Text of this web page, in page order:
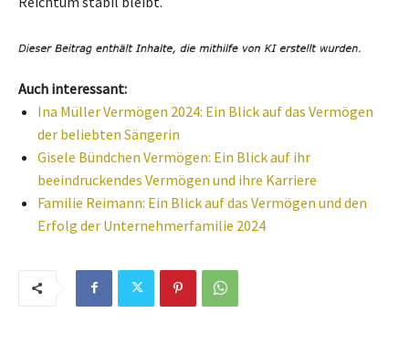
Auch interessant:
Ina Müller Vermögen 2024: Ein Blick auf das Vermögen
der beliebten Sängerin
Gisele Bündchen Vermögen: Ein Blick auf ihr
beeindruckendes Vermögen und ihre Karriere
Familie Reimann: Ein Blick auf das Vermögen und den
Erfolg der Unternehmerfamilie 2024